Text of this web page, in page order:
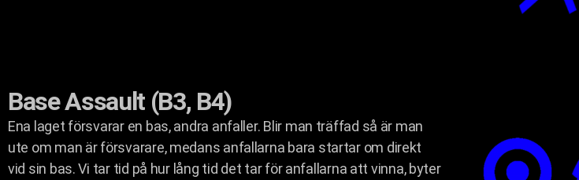
Base Assault (B3, B4)
Ena laget försvarar en bas, andra anfaller. Blir man träffad så är man
ute om man är försvarare, medans anfallarna bara startar om direkt
vid sin bas. Vi tar tid på hur lång tid det tar för anfallarna att vinna, byter